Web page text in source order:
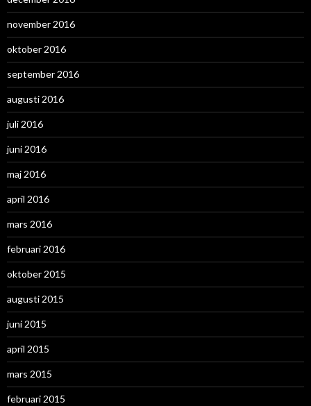
november 2016
oktober 2016
september 2016
augusti 2016
juli 2016
juni 2016
maj 2016
april 2016
mars 2016
februari 2016
oktober 2015
augusti 2015
juni 2015
april 2015
mars 2015
februari 2015